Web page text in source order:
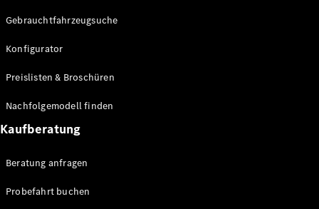
& Sicherheit
Extras für
Transporter
News &
Gebrauchtfahrzeugsuche
Konfigurator
Preislisten & Broschüren
Nachfolgemodell finden
Kaufberatung
Beratung anfragen
Probefahrt buchen